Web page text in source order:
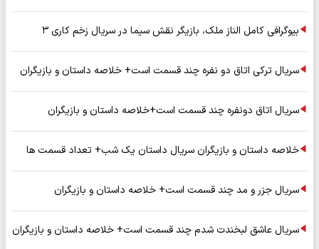
بیوگرافی کامل الناز ملک، بازیگر نقش سیما در سریال زخم کاری ۳
سریال ترکی اتاق دو نفره چند قسمت است+ خلاصه داستان و بازیگران
سریال اتاق دونفره چند قسمت است+خلاصه داستان و بازیگران
خلاصه داستان و بازیگران سریال داستان یک شب+ تعداد قسمت ها
سریال جزر و مد چند قسمت است+ خلاصه داستان و بازیگران
سریال عاشق لبخندت شدم چند قسمت است+ خلاصه داستان و بازیگران